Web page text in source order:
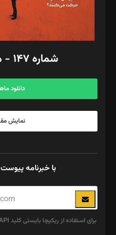
گرافیک و صفحه‌آرایی: سید‌سبحان‌علی
مد‌یر توسعه تجاری: کامبیز برید‌
امور مالی: شاپور رهبری، محمد‌ کاظمی‌نیا
آگهی و مشترکین: ۰۹۱۹۹۹۹۰۴۵۴
شماره ۱۴۷ - مرداد ۱۴۰۵
دانلود
نمایش
با خبرنامه